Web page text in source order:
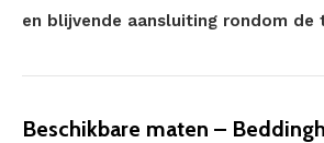
en blijvende aansluiting rondom de
Beschikbare maten –